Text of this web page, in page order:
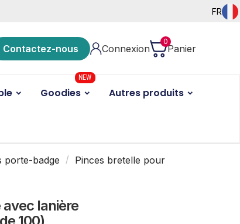
FR
Contactez-nous Connexion
0
Panier
Goodies
NEW
Autres produits
porte-badge
Pinces bretelle pour
lanière